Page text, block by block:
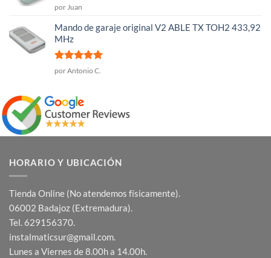
Valorado
por Juan
Mando de garaje original V2 ABLE TX TOH2 433,92
MHz
Valorado
por Antonio C.
HORARIO Y UBICACIÓN
Tienda Online (No atendemos físicamente).
06002 Badajoz (Extremadura).
Tel. 629156370.
instalmaticsur@gmail.com.
Lunes a Viernes de 8.00h a 14.00h.